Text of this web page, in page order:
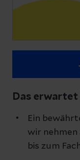
Das erwartet
Ein
wir nehmen
bis zum